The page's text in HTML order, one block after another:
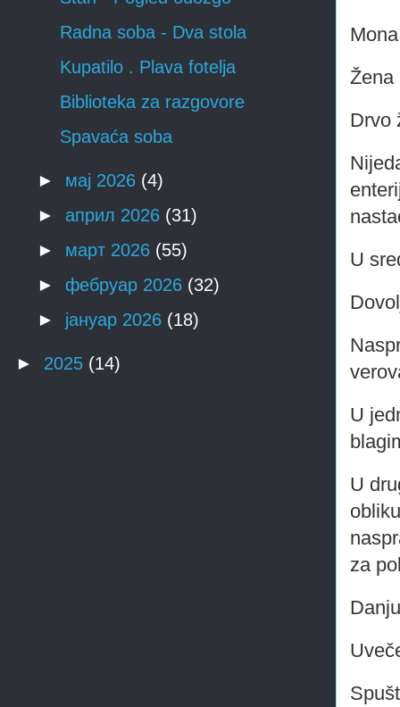
Žena
Drvo
U
U
U
za
Radna soba - Dva stola
Kupatilo . Plava fotelja
Biblioteka za razgovore
Spavaća soba
► мај 2026 (4)
► април 2026 (31)
► март 2026 (55)
► фебруар 2026 (32)
► јануар 2026 (18)
► 2025 (14)